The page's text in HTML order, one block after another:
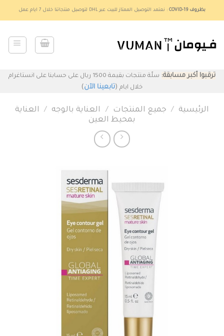
to
بظروف COVID-19 : نعتمد التوصيل الممتاز للبيت عبر DHL لتوصيل منتجاتنا خلال 7 ايام عمل
ترقبوا أكبر مسابقة:
سلّة منتجات بقيمة 1500 ريال على حسابنا على انستاغرام
خلال ايام (تابعينا الآن )
الرئيسية / جميع المنتجات / العناية بالوجه /
العناية
بمحيط العين